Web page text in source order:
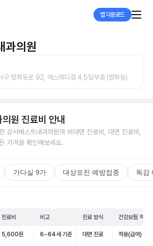
앱 다운로드
과의원
구 방화동로 92, 에스메디컬 4,5일부층 (방화동)
원 진료비 안내
강서베스트내과의원의 비대면 진료비, 대면 진료비,
가격을 확인해보세요.
가다실 9가 대상포진 예방접종 독감
진료비 비고 진료 방식 건강보험 적용
5,600원 6~64세 기준 대면 진료 적용(급여)